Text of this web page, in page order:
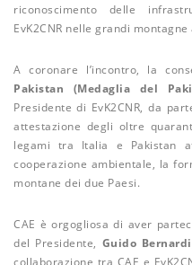
riconoscimento delle
EvK2CNR nelle grandi
A coronare l’incontro, la
Pakistan (Medaglia del
Presidente di EvK2CNR, da
attestazione degli oltre
legami tra Italia e Pakistan
cooperazione ambientale, la
montane dei due Paesi.
CAE è orgogliosa di aver
del Presidente, Guido Bernardi